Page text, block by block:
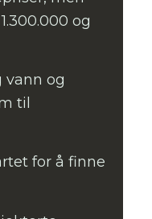
og
vann og
til
for å finne